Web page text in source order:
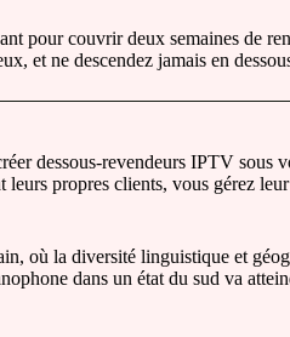
pour couvrir deux semaines de
et ne descendez jamais en
dessous-revendeurs IPTV sous
propres clients, vous gérez leur
où la diversité linguistique et
dans un état du sud va